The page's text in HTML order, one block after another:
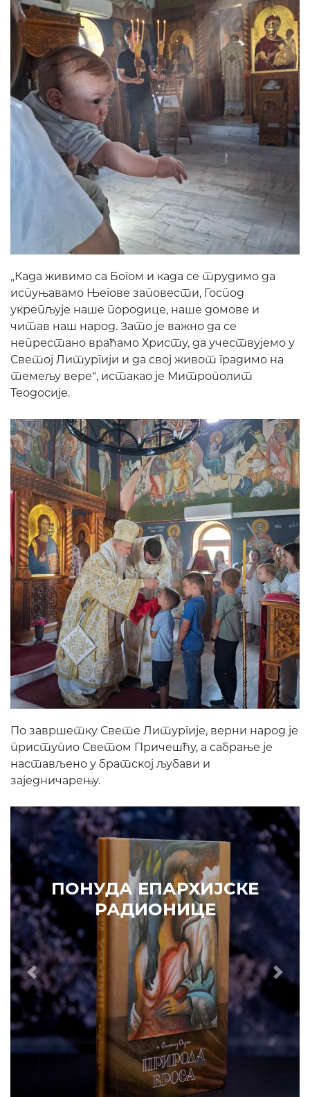
„Када живимо са Богом и када се трудимо да
испуњавамо Његове заповести, Господ
укрепљује наше породице, наше домове и
читав наш народ. Зато је важно да се
непрестано враћамо Христу, да учествујемо у
Светој Литургији и да свој живот градимо на
темељу вере“, истакао је Митрополит
Теодосије.
По завршетку Свете Литургије, верни народ је
приступио Светом Причешћу, а сабрање је
настављено у братској љубави и
заједничарењу.
ПОНУДА ЕПАРХИЈСКЕ
РАДИОНИЦЕ
КУПИТЕ
Prethodni
ИЗДВАЈАМО АРХИВА
7. ЈУН 2010. САОПШТЕЊА
Eпископ Атанасије: Кратак одговор Жељку Жугићу –
Которанину, а уствари Епископу Артемију
15. ЈАНУАР 2011. ВЕСТИ
Eпископ Атанасије: Артемијева секта -
парасинагога=парацрква
7. ОКТОБАР 2012. ВЕСТИ
Eпископ Западноамерички Г. Максим у посети
Призрену